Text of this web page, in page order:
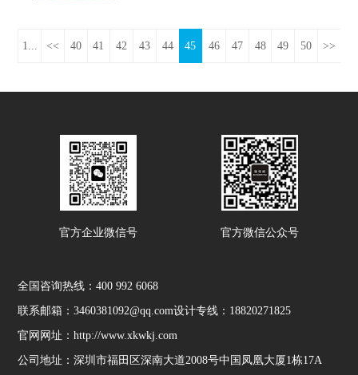
1... << 40 41 42 43 44 45 46 47 48 49 50 >>
官方企业微信号 官方微信公众号
全国咨询热线：400 992 6068
联系邮箱：3460381092@qq.com设计专线：18820271825
官网网址：http://www.xkwkj.com
公司地址：深圳市福田区深南大道2008号中国凤凰大厦1栋17A